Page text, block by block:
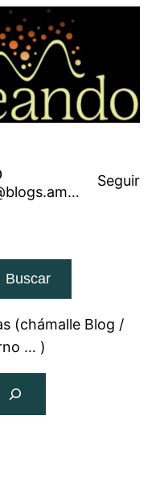
@ribadeando@blogs.amarinha.gal
Seguir
Buscar
(chámalle Blog /
… )